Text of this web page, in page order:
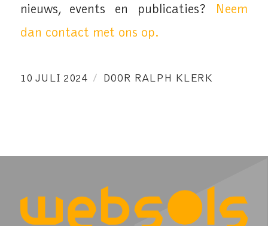
nieuws, events en publicaties?
Neem
dan contact met ons op.
10 JULI 2024 / DOOR RALPH KLERK